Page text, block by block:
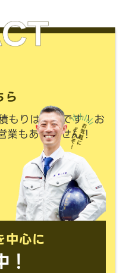
ら
もりは無料です！お
業もありません！
中心に
！